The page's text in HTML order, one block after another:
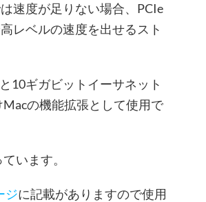
速度が足りない場合、PCIe
レベルの速度を出せるスト
10ギガビットイーサネット
の機能拡張として使用で
います。
ジに記載がありますので使用